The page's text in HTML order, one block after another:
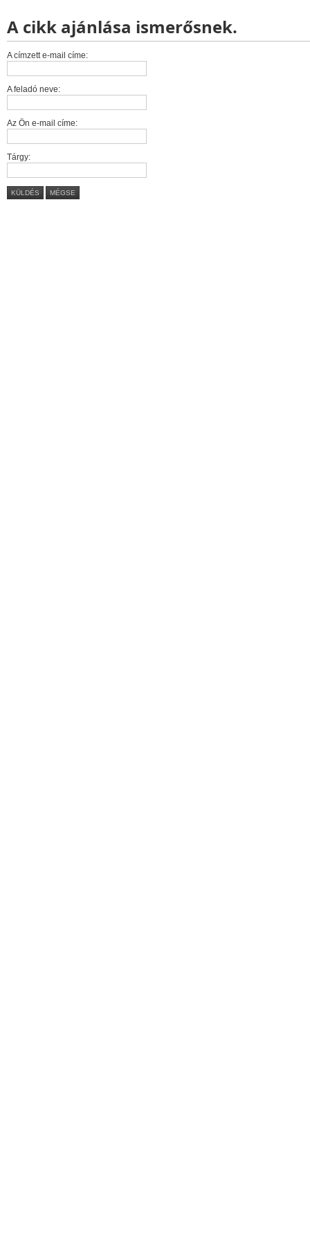
A cikk ajánlása ismerősnek.
A címzett e-mail címe:
A feladó neve:
Az Ön e-mail címe:
Tárgy:
KÜLDÉS MÉGSE